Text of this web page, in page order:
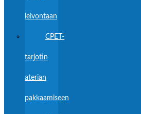
leivontaan
CPET-
tarjotin
aterian
pakkaamiseen